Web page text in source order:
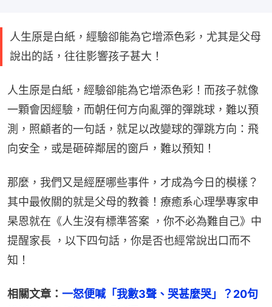
人生原是白紙，經驗卻能為它增添色彩，尤其是父母
說出的話，往往影響孩子甚大！
人生原是白紙，經驗卻能為它增添色彩！而孩子就像
一顆會因經驗，而朝任何方向亂彈的彈跳球，難以預
測，照顧者的一句話，就足以改變球的彈跳方向：飛
向安全，或是砸碎鄰居的窗戶，難以預知！
那麼，我們又是經歷哪些事件，才成為今日的模樣？
其中最攸關的就是父母的教養！療癒系心理學專家申
杲恩就在《人生沒有標準答案 ，你不必為難自己》中
提醒家長 ，以下四句話，你是否也經常說出口而不
知！
相關文章： 一怒便喊「我數3聲、哭甚麼哭」？20句